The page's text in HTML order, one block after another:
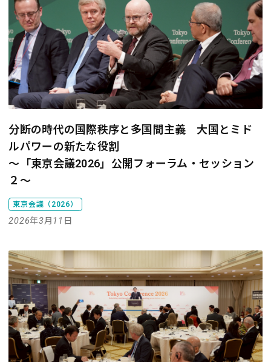
分断の時代の国際秩序と多国間主義 大国とミド
ルパワーの新たな役割
～「東京会議2026」公開フォーラム・セッション
２～
東京会議（2026）
2026年3月11日